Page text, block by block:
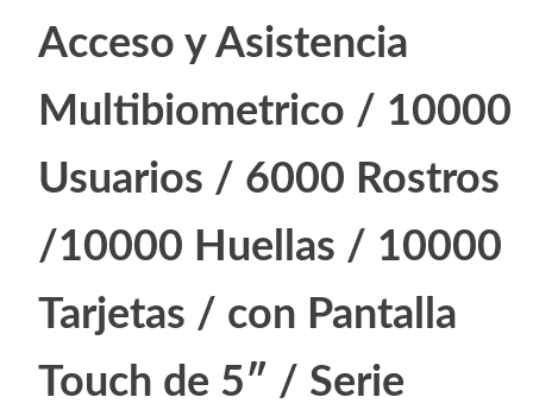
Acceso y Asistencia
Multibiometrico / 10000
Usuarios / 6000 Rostros
/10000 Huellas / 10000
Tarjetas / con Pantalla
Touch de 5″ / Serie